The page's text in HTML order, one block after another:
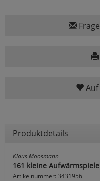
Auf
Produktdetails
Klaus Moosmann
161 kleine Aufwärmspiele
Artikelnummer: 3431956